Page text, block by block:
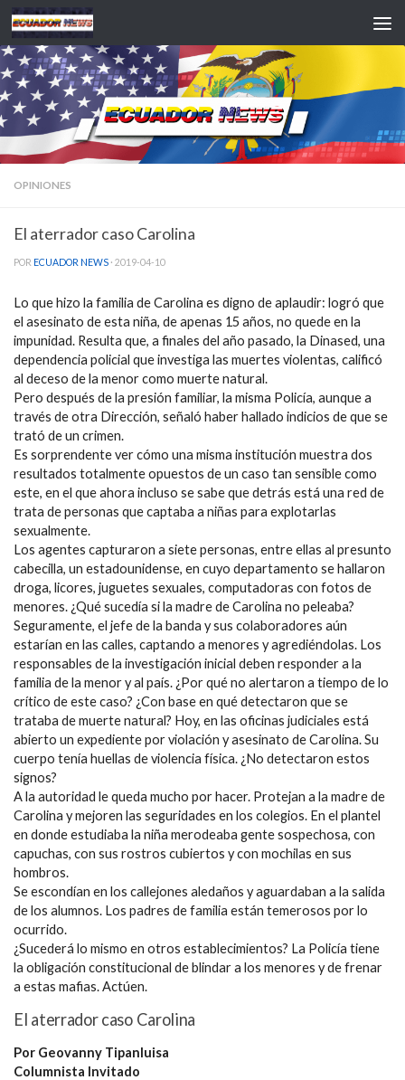
Saltar al contenido
OPINIONES
El aterrador caso Carolina
POR ECUADOR NEWS · 2019-04-10
Lo que hizo la familia de Carolina es digno de aplaudir: logró que
el asesinato de esta niña, de apenas 15 años, no quede en la
impunidad. Resulta que, a finales del año pasado, la Dinased, una
dependencia policial que investiga las muertes violentas, calificó
al deceso de la menor como muerte natural.
Pero después de la presión familiar, la misma Policía, aunque a
través de otra Dirección, señaló haber hallado indicios de que se
trató de un crimen.
Es sorprendente ver cómo una misma institución muestra dos
resultados totalmente opuestos de un caso tan sensible como
este, en el que ahora incluso se sabe que detrás está una red de
trata de personas que captaba a niñas para explotarlas
sexualmente.
Los agentes capturaron a siete personas, entre ellas al presunto
cabecilla, un estadounidense, en cuyo departamento se hallaron
droga, licores, juguetes sexuales, computadoras con fotos de
menores. ¿Qué sucedía si la madre de Carolina no peleaba?
Seguramente, el jefe de la banda y sus colaboradores aún
estarían en las calles, captando a menores y agrediéndolas. Los
responsables de la investigación inicial deben responder a la
familia de la menor y al país. ¿Por qué no alertaron a tiempo de lo
crítico de este caso? ¿Con base en qué detectaron que se
trataba de muerte natural? Hoy, en las oficinas judiciales está
abierto un expediente por violación y asesinato de Carolina. Su
cuerpo tenía huellas de violencia física. ¿No detectaron estos
signos?
A la autoridad le queda mucho por hacer. Protejan a la madre de
Carolina y mejoren las seguridades en los colegios. En el plantel
en donde estudiaba la niña merodeaba gente sospechosa, con
capuchas, con sus rostros cubiertos y con mochilas en sus
hombros.
Se escondían en los callejones aledaños y aguardaban a la salida
de los alumnos. Los padres de familia están temerosos por lo
ocurrido.
¿Sucederá lo mismo en otros establecimientos? La Policía tiene
la obligación constitucional de blindar a los menores y de frenar
a estas mafias. Actúen.
El aterrador caso Carolina
Por Geovanny Tipanluisa
Columnista Invitado